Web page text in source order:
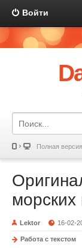
Войти
Полная
морских
Lektor 16-02-
Работа с текстом